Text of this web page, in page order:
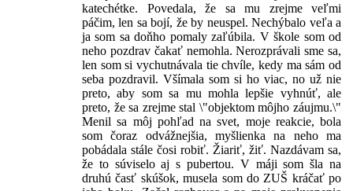
katechétke. Povedala, že sa mu zrejme veľmi
páčim, len sa bojí, že by neuspel. Nechýbalo veľa a
ja som sa doňho pomaly zaľúbila. V škole som od
neho pozdrav čakať nemohla. Nerozprávali sme sa,
len som si vychutnávala tie chvíle, kedy ma sám od
seba pozdravil. Všímala som si ho viac, no už nie
preto, aby som sa mu mohla lepšie vyhnúť, ale
preto, že sa zrejme stal \"objektom môjho záujmu.\"
Menil sa môj pohľad na svet, moje reakcie, bola
som čoraz odvážnejšia, myšlienka na neho ma
pobádala stále čosi robiť. Žiariť, žiť. Nazdávam sa,
že to súviselo aj s pubertou. V máji som šla na
druhú časť skúšok, musela som do ZUŠ kráčať po